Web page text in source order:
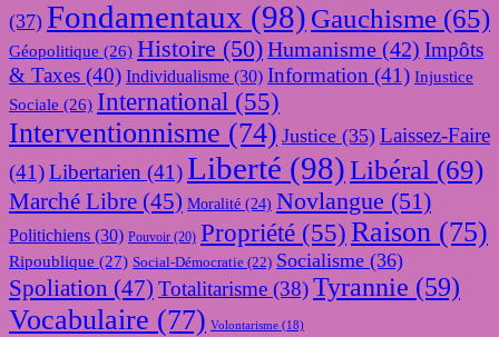
(37) Fondamentaux (98) Gauchisme (65)
Géopolitique (26) Histoire (50)Humanisme (42) Impôts
& Taxes (40) Individualisme (30) Information (41) Injustice
Sociale (26) International (55)
Interventionnisme (74) Justice (35) Laissez-Faire
(41)Libertarien (41)Liberté (98)Libéral (69)
Marché Libre (45) Moralité (24) Novlangue (51)
Politichiens (30) Pouvoir (20) Propriété (55) Raison (75)
Ripoublique (27) Social-Démocratie (22) Socialisme (36)
Spoliation (47) Totalitarisme (38)Tyrannie (59)
Vocabulaire (77) Volontarisme (18)